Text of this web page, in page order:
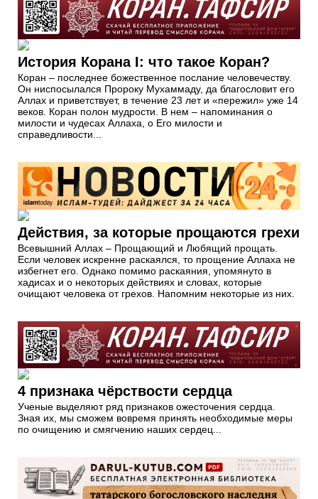
История Корана I: что такое Коран?
Коран – последнее божественное послание человечеству.
Он ниспосылался Пророку Мухаммаду, да благословит его
Аллах и приветствует, в течение 23 лет и «пережил» уже 14
веков. Коран полон мудрости. В нем – напоминания о
милости и чудесах Аллаха, о Его милости и
справедливости...
Действия, за которые прощаются грехи
Всевышний Аллах – Прощающий и Любящий прощать.
Если человек искренне раскаялся, то прощение Аллаха не
избегнет его. Однако помимо раскаяния, упомянуто в
хадисах и о некоторых действиях и словах, которые
очищают человека от грехов. Напомним некоторые из них.
4 признака чёрствости сердца
Ученые выделяют ряд признаков ожесточения сердца.
Зная их, мы сможем вовремя принять необходимые меры
по очищению и смягчению наших сердец...